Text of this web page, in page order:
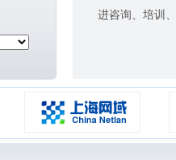
进咨询、培训